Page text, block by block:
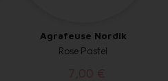
Agrafeuse Nordik
Rose Pastel
7,00 €